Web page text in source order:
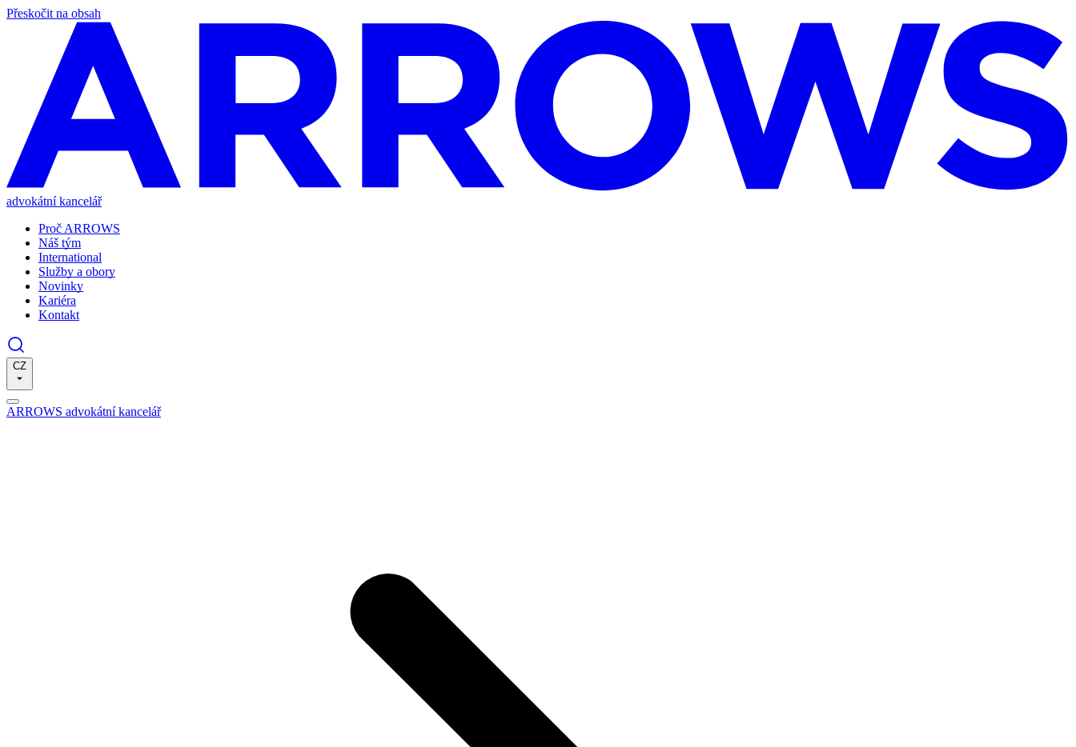
Přeskočit na obsah
advokátní kancelář
Proč ARROWS
Náš tým
International
Služby a obory
Novinky
Kariéra
Kontakt
CZ
ARROWS advokátní kancelář